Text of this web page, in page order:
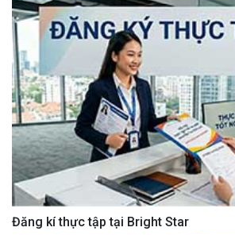
Đăng kí thực tập tại Bright Star